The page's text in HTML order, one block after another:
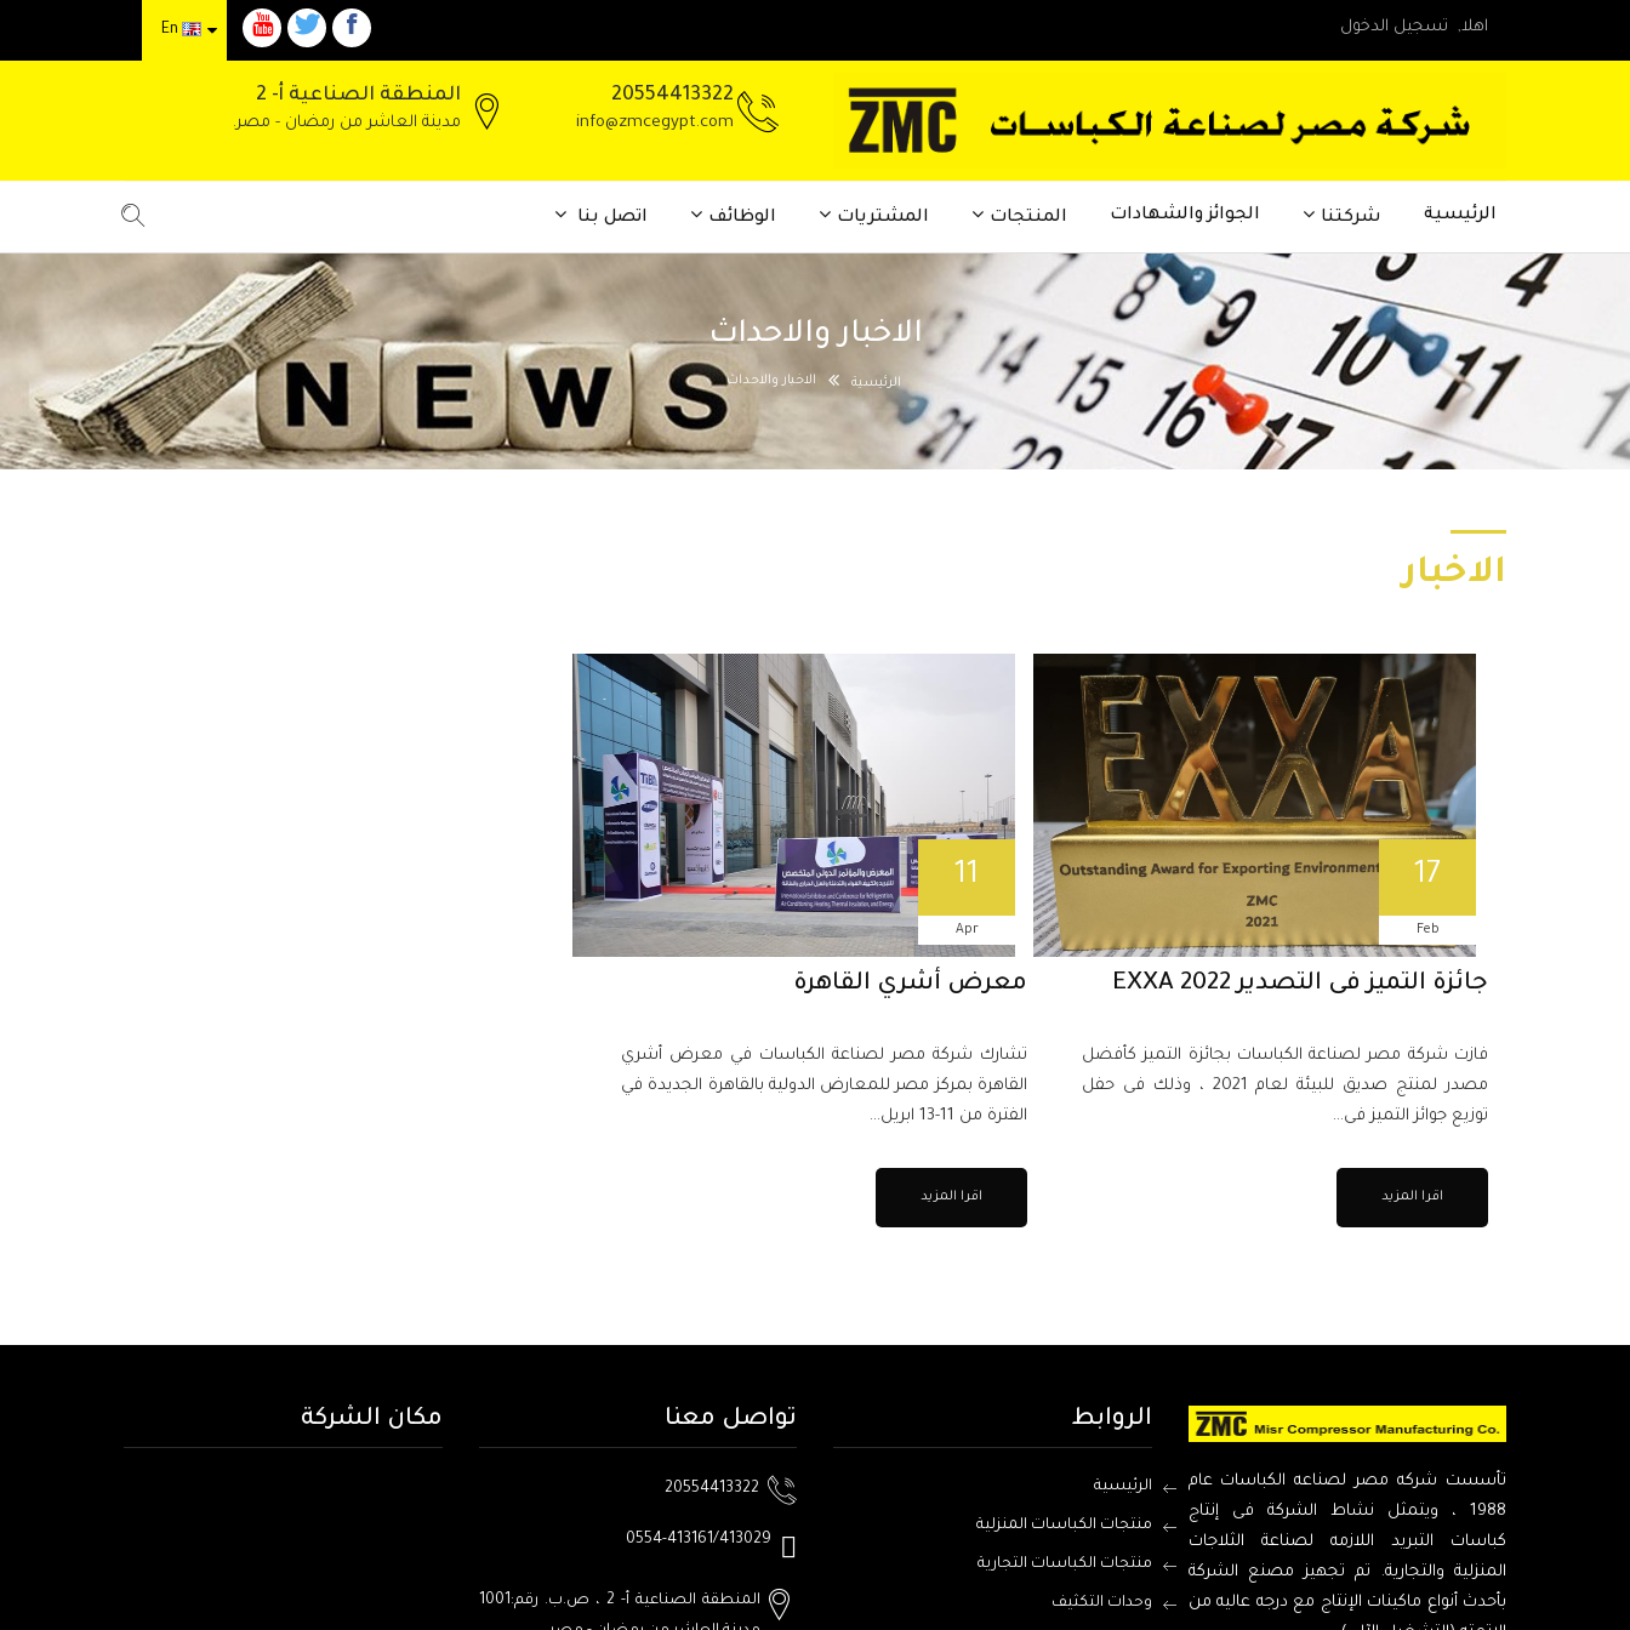
اهلا, تسجيل الدخول
20554413322
info@zmcegypt.com
المنطقة الصناعية أ- 2
مدينة العاشر من رمضان - مصر.
الرئيسية شركتنا الجوائز والشهادات المنتجات المشتريات الوظائف اتصل بنا
الاخبار والاحداث
الرئيسية الاخبار والاحداث
الاخبار
17
Feb
جائزة التميز فى التصدير EXXA 2022
فازت شركة مصر لصناعة الكباسات بجائزة التميز كأفضل
مصدر لمنتج صديق للبيئة لعام 2021 ، وذلك فى حفل
توزيع جوائز التميز فى...
اقرا المزيد
11
Apr
معرض أشري القاهرة
تشارك شركة مصر لصناعة الكباسات في معرض أشري
القاهرة بمركز مصر للمعارض الدولية بالقاهرة الجديدة في
الفترة من 11-13 ابريل...
اقرا المزيد
تأسست شركه مصر لصناعه الكباسات عام
1988 ، ويتمثل نشاط الشركة فى إنتاج
كباسات التبريد اللازمه لصناعة الثلاجات
المنزلية والتجارية. تم تجهيز مصنع الشركة
بأحدث أنواع ماكينات الإنتاج مع درجه عاليه من
الروابط
الرئيسية
منتجات الكباسات المنزلية
منتجات الكباسات التجارية
وحدات التكثيف
تواصل معنا
20554413322
0554-413161/413029
المنطقة الصناعية أ- 2 ، ص.ب. رقم:1001
مكان الشركة